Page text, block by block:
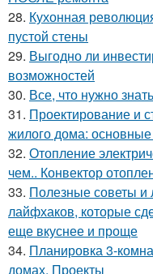
28. Кухонная
пустой стены
29. Выгодно ли
возможностей
30. Все, что нужно
31. Проектирование и
жилого дома:
32. Отопление
чем.. Конвектор
33. Полезные советы и
лайфхаков, которые
еще вкуснее и проще
34. Планировка 3-
домах. Проекты